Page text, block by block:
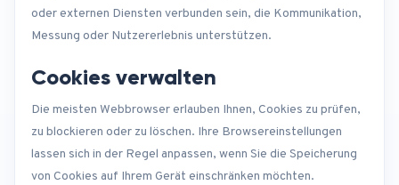
oder externen Diensten verbunden sein, die Kommunikation,
Messung oder Nutzererlebnis unterstützen.
Cookies verwalten
Die meisten Webbrowser erlauben Ihnen, Cookies zu prüfen,
zu blockieren oder zu löschen. Ihre Browsereinstellungen
lassen sich in der Regel anpassen, wenn Sie die Speicherung
von Cookies auf Ihrem Gerät einschränken möchten.